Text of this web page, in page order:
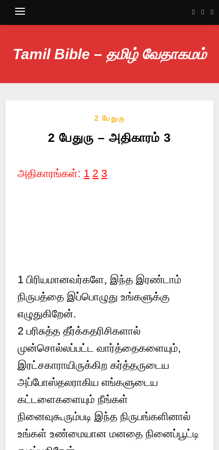
Tamil Bible – தமிழ் வேதாகமம்
2 பேதுரு
2 பேதுரு – அதிகாரம் 3
அதிகாரங்கள்: 1 2 3
1பிரியமானவர்களே, இந்த இரண்டாம்
நிருபத்தை இப்பொழுது உங்களுக்கு
எழுதுகிறேன்.
2பரிசுத்த தீர்க்கதரிசிகளால்
முன்சொல்லப்பட்ட வார்த்தைகளையும்,
இரட்சகாராயிருக்கிற கர்த்தருடைய
அப்போஸ்தலராகிய எங்களுடைய
கட்டளைகளையும் நீங்கள்
நினைவுகூரும்படி இந்த நிருபங்களினால்
உங்கள் உண்மையான மனதை நினைப்பூட்டி